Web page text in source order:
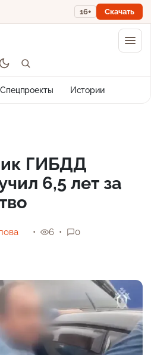
16+ Скачать
Спецпроекты Истории
ГИБДД
6,5 лет за
6 0